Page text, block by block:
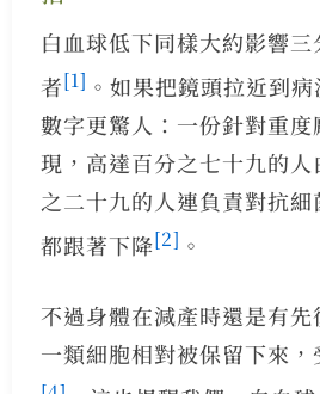
白血球低下同樣大約影響
者[1] 。如果把鏡頭拉近到
數字更驚人：一份針對重
現，高達百分之七十九的
之二十九的人連負責對抗細
都跟著下降[2] 。
不過身體在減產時還是有
一類細胞相對被保留下來